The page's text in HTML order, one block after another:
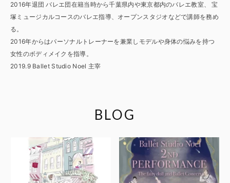
2016年退団 バレエ団在籍当時から千葉県内や東京都内のバレエ教室、 宝
塚ミュージカルコースのバレエ指導、オープンスタジオなどで講師を務め
る。
2016年からはパーソナルトレーナーを兼業しモデルや身体の悩みを持つ
女性のボディメイクを指導。
2019.9 Ballet Studio Noel 主宰
BLOG